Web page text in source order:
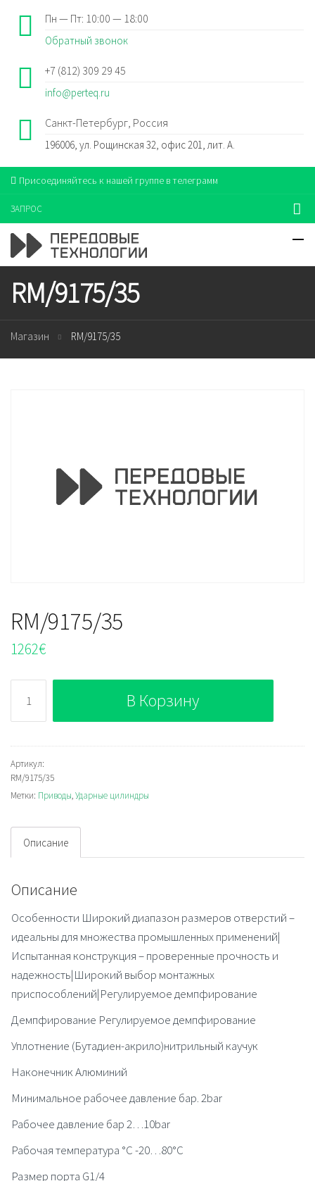
Пн — Пт: 10:00 — 18:00
Обратный звонок
+7 (812) 309 29 45
info@perteq.ru
Санкт-Петербург, Россия
196006, ул. Рощинская 32, офис 201, лит. А.
Присоединяйтесь к нашей группе в телеграмм
ЗАПРОС
RM/9175/35
Магазин RM/9175/35
RM/9175/35
1262€
RM/9175/35
В Корзину
Артикул:
RM/9175/35
Метки: Приводы,Ударные цилиндры
Описание
Описание
Особенности Широкий диапазон размеров отверстий –
идеальны для множества промышленных применений|
Испытанная конструкция – проверенные прочность и
надежность|Широкий выбор монтажных
приспособлений|Регулируемое демпфирование
Демпфирование Регулируемое демпфирование
Уплотнение (Бутадиен-акрило)нитрильный каучук
Наконечник Алюминий
Минимальное рабочее давление бар. 2bar
Рабочее давление бар 2…10bar
Рабочая температура °C -20…80°C
Размер порта G1/4